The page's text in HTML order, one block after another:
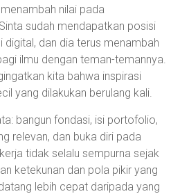
nilai pada
sudah mendapatkan posisi
digital, dan dia terus menambah
ilmu dengan teman-temannya.
kita bahwa inspirasi
yang dilakukan berulang kali.
bangun fondasi, isi portofolio,
relevan, dan buka diri pada
tidak selalu sempurna sejak
ketekunan dan pola pikir yang
lebih cepat daripada yang